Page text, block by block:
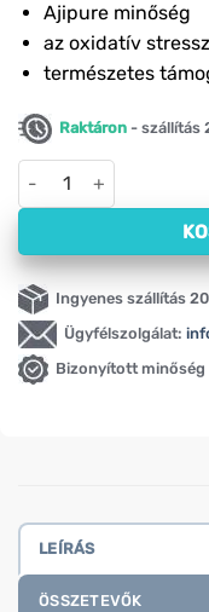
Ajipure minőség
az oxidatív
természetes
Raktáron - szállítás
L-szerin Swanson,
Ingyenes szállítás
Ügyfélszolgálat:
Bizonyított minőség
LEÍRÁS
ÖSSZETEVŐK